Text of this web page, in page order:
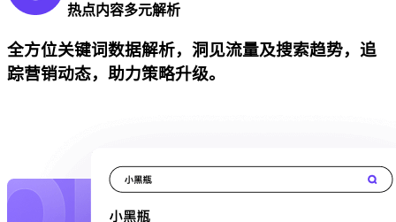
热点内容多元解析
全方位关键词数据解析，洞见流量及搜索趋势，追
踪营销动态，助力策略升级。